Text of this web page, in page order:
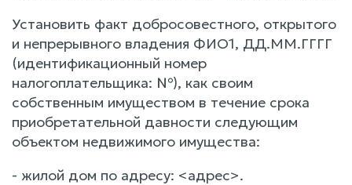
Установить факт добросовестного, открытого
и непрерывного владения ФИО1, ДД.ММ.ГГГГ
(идентификационный номер
налогоплательщика: №), как своим
собственным имуществом в течение срока
приобретательной давности следующим
объектом недвижимого имущества:
- жилой дом по адресу: <адрес>.